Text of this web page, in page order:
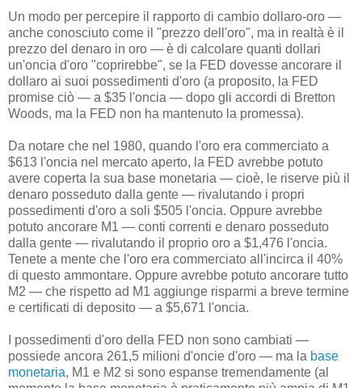
Un modo per percepire il rapporto di cambio dollaro-oro —
anche conosciuto come il "prezzo dell'oro", ma in realtà è il
prezzo del denaro in oro — è di calcolare quanti dollari
un'oncia d'oro "coprirebbe", se la FED dovesse ancorare il
dollaro ai suoi possedimenti d'oro (a proposito, la FED
promise ciò — a $35 l'oncia — dopo gli accordi di Bretton
Woods, ma la FED non ha mantenuto la promessa).
Da notare che nel 1980, quando l'oro era commerciato a
$613 l'oncia nel mercato aperto, la FED avrebbe potuto
avere coperta la sua base monetaria — cioè, le riserve più il
denaro posseduto dalla gente — rivalutando i propri
possedimenti d'oro a soli $505 l'oncia. Oppure avrebbe
potuto ancorare M1 — conti correnti e denaro posseduto
dalla gente — rivalutando il proprio oro a $1,476 l'oncia.
Tenete a mente che l'oro era commerciato all'incirca il 40%
di questo ammontare. Oppure avrebbe potuto ancorare tutto
M2 — che rispetto ad M1 aggiunge risparmi a breve termine
e certificati di deposito — a $5,671 l'oncia.
I possedimenti d'oro della FED non sono cambiati —
possiede ancora 261,5 milioni d'oncie d'oro — ma la base
monetaria, M1 e M2 si sono espanse tremendamente (al